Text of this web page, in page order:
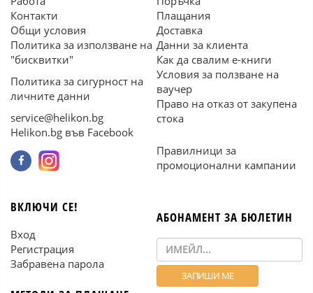
Контакти
Общи условия
Политика за използване на
"бисквитки"
Политика за сигурност на
личните данни
service@helikon.bg
Helikon.bg във Facebook
Плащания
Доставка
Данни за клиента
Как да свалим е-книги
Условия за ползване на
ваучер
Право на отказ от закупена
стока
Правилници за
промоционални кампании
ВКЛЮЧИ СЕ!
Вход
Регистрация
Забравена парола
АБОНАМЕНТ ЗА БЮЛЕТИН